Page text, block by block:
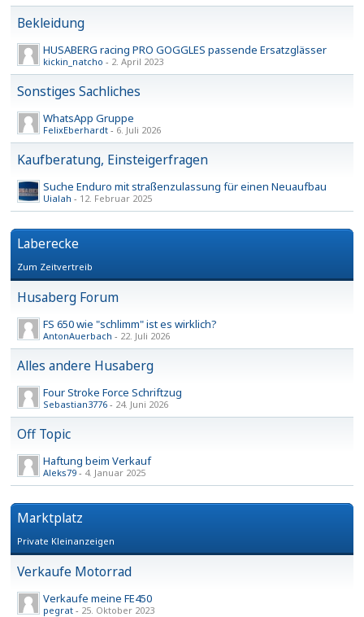
Bekleidung
HUSABERG racing PRO GOGGLES passende Ersatzglässer
kickin_natcho - 2. April 2023
Sonstiges Sachliches
WhatsApp Gruppe
FelixEberhardt - 6. Juli 2026
Kaufberatung, Einsteigerfragen
Suche Enduro mit straßenzulassung für einen Neuaufbau
Uialah - 12. Februar 2025
Laberecke
Zum Zeitvertreib
Husaberg Forum
FS 650 wie "schlimm" ist es wirklich?
AntonAuerbach - 22. Juli 2026
Alles andere Husaberg
Four Stroke Force Schriftzug
Sebastian3776 - 24. Juni 2026
Off Topic
Haftung beim Verkauf
Aleks79 - 4. Januar 2025
Marktplatz
Private Kleinanzeigen
Verkaufe Motorrad
Verkaufe meine FE450
pegrat - 25. Oktober 2023